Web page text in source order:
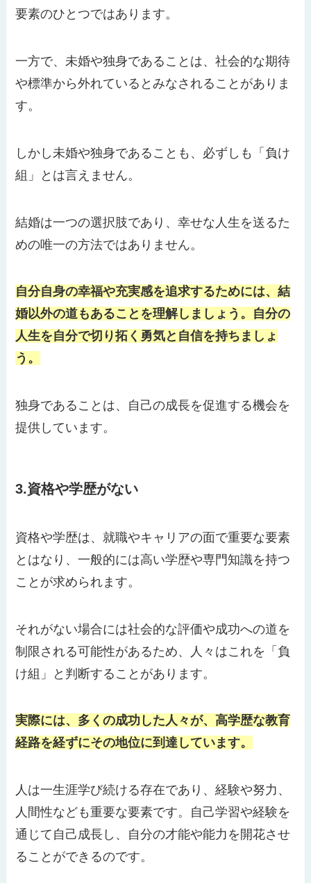
要素のひとつではあります。
一方で、未婚や独身であることは、社会的な期待
や標準から外れているとみなされることがありま
す。
しかし未婚や独身であることも、必ずしも「負け
組」とは言えません。
結婚は一つの選択肢であり、幸せな人生を送るた
めの唯一の方法ではありません。
自分自身の幸福や充実感を追求するためには、結
婚以外の道もあることを理解しましょう。自分の
人生を自分で切り拓く勇気と自信を持ちましょ
う。
独身であることは、自己の成長を促進する機会を
提供しています。
3.資格や学歴がない
資格や学歴は、就職やキャリアの面で重要な要素
とはなり、一般的には高い学歴や専門知識を持つ
ことが求められます。
それがない場合には社会的な評価や成功への道を
制限される可能性があるため、人々はこれを「負
け組」と判断することがあります。
実際には、多くの成功した人々が、高学歴な教育
経路を経ずにその地位に到達しています。
人は一生涯学び続ける存在であり、経験や努力、
人間性なども重要な要素です。自己学習や経験を
通じて自己成長し、自分の才能や能力を開花させ
ることができるのです。